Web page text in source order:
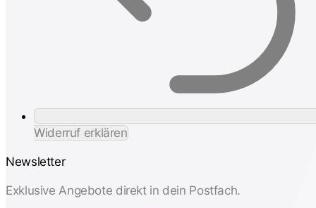
Widerruf erklären
Newsletter
Exklusive Angebote direkt in dein Postfach.